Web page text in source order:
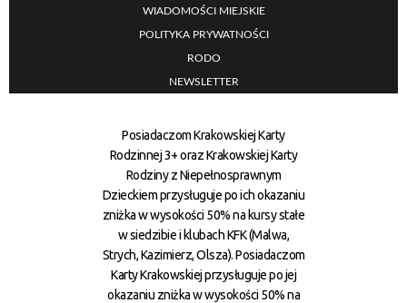
WIADOMOŚCI MIEJSKIE
POLITYKA PRYWATNOŚCI
RODO
NEWSLETTER
Posiadaczom Krakowskiej Karty
Rodzinnej 3+ oraz Krakowskiej Karty
Rodziny z Niepełnosprawnym
Dzieckiem przysługuje po ich okazaniu
zniżka w wysokości 50% na kursy stałe
w siedzibie i klubach KFK (Malwa,
Strych, Kazimierz, Olsza). Posiadaczom
Karty Krakowskiej przysługuje po jej
okazaniu zniżka w wysokości 50% na